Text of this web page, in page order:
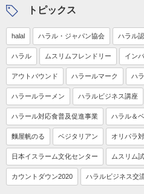
トピックス
halal ハラル・ジャパン協会 ハラル
ハラル ムスリムフレンドリー イン
アウトバウンド ハラールマーク ハ
ハラールラーメン ハラルビジネス講座
ハラール対応食普及促進事業 ハラル＆
麵屋帆のる ベジタリアン オリパラ
日本イスラーム文化センター ムスリム
カウントダウン2020 ハラルビジネス交